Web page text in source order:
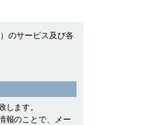
のサービス及び各
ます。
報のことで、メー